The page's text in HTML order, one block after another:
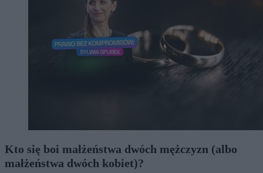
Kto się boi małżeństwa dwóch mężczyzn (albo
małżeństwa dwóch kobiet)?